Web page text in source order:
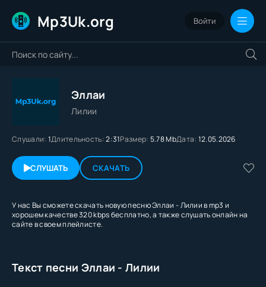
Mp3Uk.org Войти
Эллаи
Лилии
Слушали: 1Длительность:2:31Размер: 5.78 MbДата: 12.05.2026
СЛУШАТЬ СКАЧАТЬ
У нас Вы сможете скачать новую песню Эллаи - Лилии в mp3 и
хорошем качестве 320 kbps бесплатно, а также слушать онлайн на
сайте в своем плейлисте.
Текст песни Эллаи - Лилии